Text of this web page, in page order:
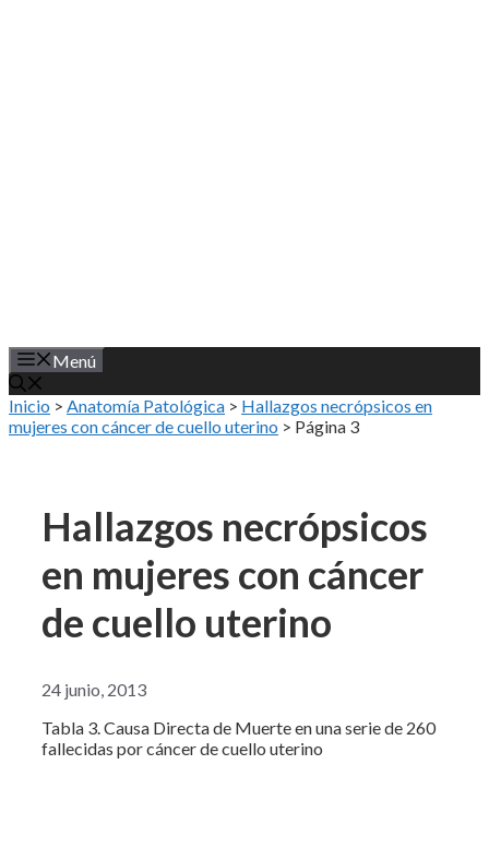
Menú
Inicio > Anatomía Patológica > Hallazgos necrópsicos en
mujeres con cáncer de cuello uterino > Página 3
Hallazgos necrópsicos
en mujeres con cáncer
de cuello uterino
24 junio, 2013
Tabla 3. Causa Directa de Muerte en una serie de 260
fallecidas por cáncer de cuello uterino